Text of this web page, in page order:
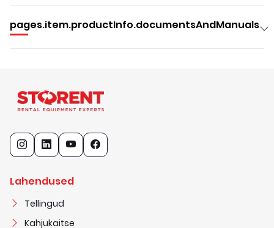
pages.item.productInfo.documentsAndManuals
Lahendused
Tellingud
Kahjukaitse